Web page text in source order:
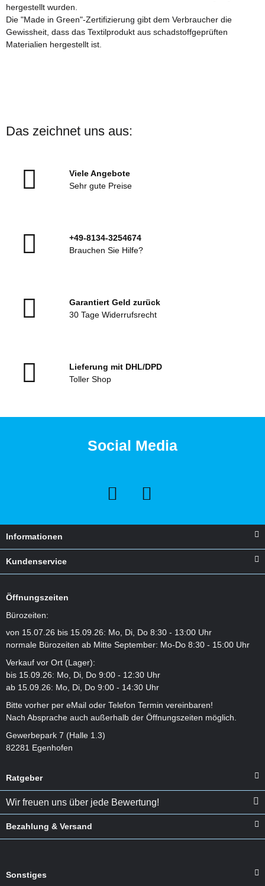
hergestellt wurden.
Die "Made in Green"-Zertifizierung gibt dem Verbraucher die
Gewissheit, dass das Textilprodukt aus schadstoffgeprüften
Materialien hergestellt ist.
Das zeichnet uns aus:
Viele Angebote
Sehr gute Preise
+49-8134-3254674
Brauchen Sie Hilfe?
Garantiert Geld zurück
30 Tage Widerrufsrecht
Lieferung mit DHL/DPD
Toller Shop
Social Media
Informationen
Kundenservice
Öffnungszeiten
Bürozeiten:
von 15.07.26 bis 15.09.26: Mo, Di, Do 8:30 - 13:00 Uhr
normale Bürozeiten ab Mitte September: Mo-Do 8:30 - 15:00 Uhr
Verkauf vor Ort (Lager):
bis 15.09.26: Mo, Di, Do 9:00 - 12:30 Uhr
ab 15.09.26: Mo, Di, Do 9:00 - 14:30 Uhr
Bitte vorher per eMail oder Telefon Termin vereinbaren!
Nach Absprache auch außerhalb der Öffnungszeiten möglich.
Gewerbepark 7 (Halle 1.3)
82281 Egenhofen
Ratgeber
Wir freuen uns über jede Bewertung!
Bezahlung & Versand
Sonstiges